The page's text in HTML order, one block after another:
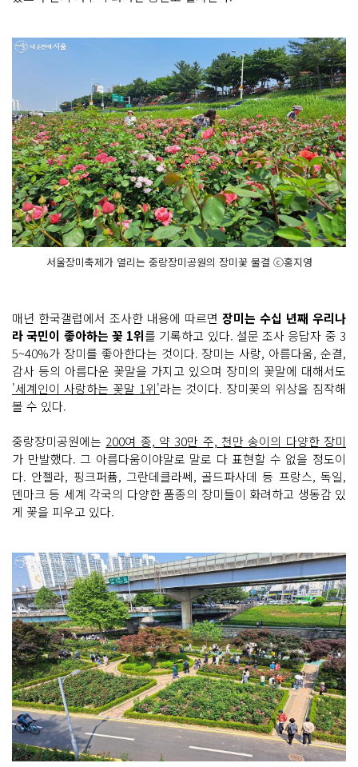
서울장미축제가 열리는 중랑장미공원의 장미꽃 물결 ⓒ홍지영
매년 한국갤럽에서 조사한 내용에 따르면 장미는 수십 년째 우리나
라 국민이 좋아하는 꽃 1위를 기록하고 있다. 설문 조사 응답자 중 3
5~40%가 장미를 좋아한다는 것이다. 장미는 사랑, 아름다움, 순결,
감사 등의 아름다운 꽃말을 가지고 있으며 장미의 꽃말에 대해서도
'세계인이 사랑하는 꽃말 1위'라는 것이다. 장미꽃의 위상을 짐작해
볼 수 있다.
중랑장미공원에는 200여 종, 약 30만 주, 천만 송이의 다양한 장미
가 만발했다. 그 아름다움이야말로 말로 다 표현할 수 없을 정도이
다. 안젤라, 핑크퍼퓸, 그란데클라쎄, 골드파사데 등 프랑스, 독일,
덴마크 등 세계 각국의 다양한 품종의 장미들이 화려하고 생동감 있
게 꽃을 피우고 있다.